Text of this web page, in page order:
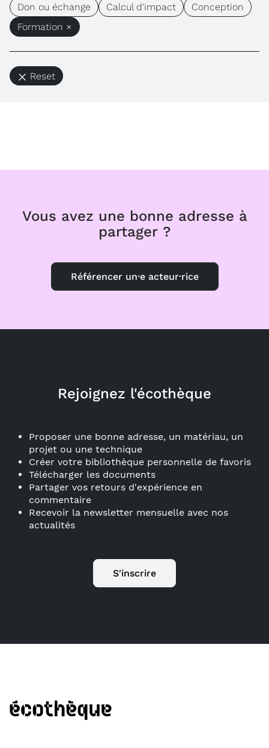
Don ou échange Calcul d'impact
Conception
Formation ×
Reset
Vous avez une bonne adresse à
partager ?
Référencer un·e acteur·rice
Rejoignez l'écothèque
Proposer une bonne adresse, un matériau, un
projet ou une technique
Créer votre bibliothèque personnelle de favoris
Télécharger les documents
Partager vos retours d'expérience en
commentaire
Recevoir la newsletter mensuelle avec nos
actualités
S'inscrire